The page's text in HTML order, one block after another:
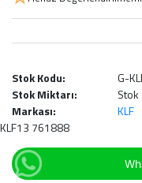
Stok Kodu:
G-
Stok Miktarı:
Markası:
KLF
KLF13 761888